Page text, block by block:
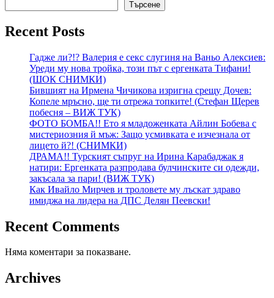
Търсене
Recent Posts
Гадже ли?!? Валерия е секс слугиня на Ваньо Алексиев:
Уреди му нова тройка, този път с ергенката Тифани!
(ШОК СНИМКИ)
Бившият на Ирмена Чичикова изригна срещу Дочев:
Копеле мръсно, ще ти отрежа топките! (Стефан Щерев
побесня – ВИЖ ТУК)
ФОТО БОМБА!! Ето я младоженката Айлин Бобева с
мистериозния й мъж: Защо усмивката е изчезнала от
лицето й?! (СНИМКИ)
ДРАМА!! Турският съпруг на Ирина Карабаджак я
натири: Ергенката разпродава булчинските си одежди,
закъсала за пари! (ВИЖ ТУК)
Как Ивайло Мирчев и троловете му лъскат здраво
имиджа на лидера на ДПС Делян Пеевски!
Recent Comments
Няма коментари за показване.
Archives